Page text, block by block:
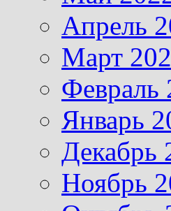
Апрель
Март
Февраль
Январь
Декабрь
Ноябрь